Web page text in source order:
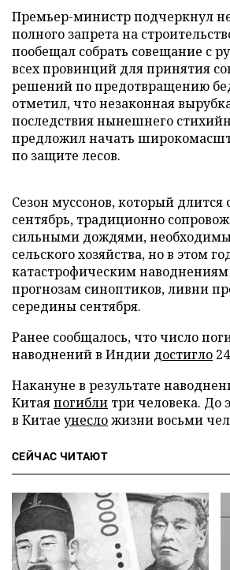
Премьер-министр подчеркнул
полного запрета на
пообещал собрать совещание с
всех провинций для принятия
решений по предотвращению
отметил, что незаконная
последствия нынешнего
предложил начать
по защите лесов.
Сезон муссонов, который длится
сентябрь, традиционно
сильными дождями,
сельского хозяйства, но в этом
катастрофическим
прогнозам синоптиков, ливни
середины сентября.
Ранее сообщалось, что число
наводнений в Индии достигло
Накануне в результате
Китаяпогибли три человека. До
в Китае унесложизни восьми
СЕЙЧАС ЧИТАЮТ